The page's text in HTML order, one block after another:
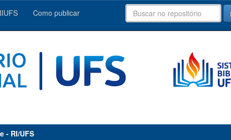
Como publicar
- RI/UFS